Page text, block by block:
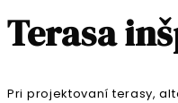
Terasa
Pri projektovaní terasy,